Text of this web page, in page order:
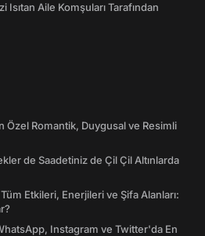
Aile Komşuları Tarafından
Özel Romantik, Duygusal ve Resimli
de Saadetiniz de Çil Çil Altınlarda
Etkileri, Enerjileri ve Şifa Alanları:
Instagram ve Twitter'da En